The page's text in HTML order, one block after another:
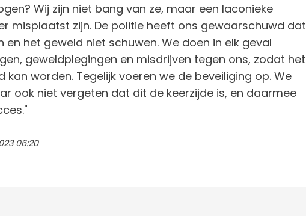
Wij zijn niet bang van ze, maar een laconieke
misplaatst zijn. De politie heeft ons gewaarschuwd dat
en het geweld niet schuwen. We doen in elk geval
geweldplegingen en misdrijven tegen ons, zodat het
worden. Tegelijk voeren we de beveiliging op. We
ook niet vergeten dat dit de keerzijde is, en daarmee
06:20